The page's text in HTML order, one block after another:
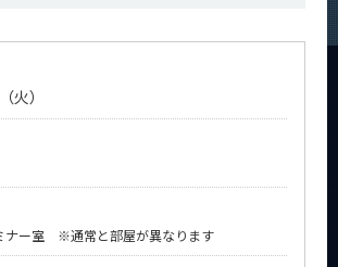
火）
ナー室 ※通常と部屋が異なります
ー